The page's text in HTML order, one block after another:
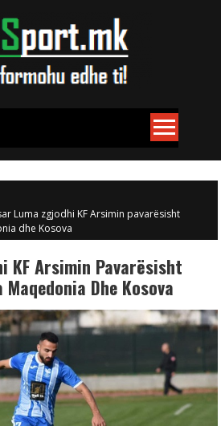
Luma zgjodhi KF Arsimin pavarësisht
dhe Kosova
KF Arsimin Pavarësisht
Dhe Kosova